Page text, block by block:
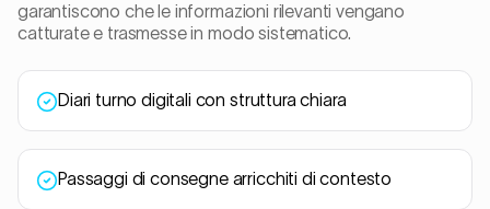
garantiscono che le informazioni rilevanti vengano
catturate e trasmesse in modo sistematico.
Diari turno digitali con struttura chiara
Passaggi di consegne arricchiti di contesto